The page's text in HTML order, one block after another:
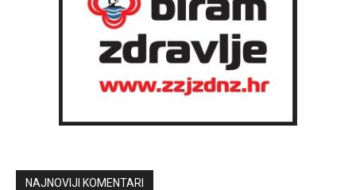
NAJNOVIJI KOMENTARI